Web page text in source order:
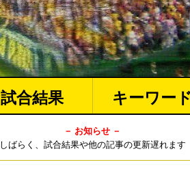
試合結果 キーワー
－ お知らせ －
しばらく、試合結果や他の記事の更新遅れます